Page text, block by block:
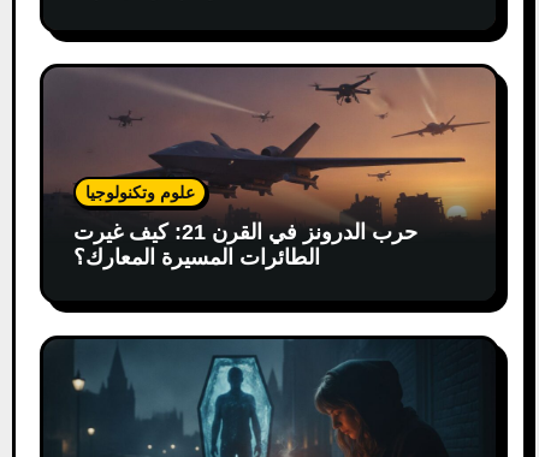
علوم وتكنولوجيا
حرب الدرونز في القرن 21: كيف غيرت
الطائرات المسيرة المعارك؟